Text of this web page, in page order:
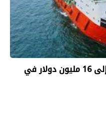
«ماريدايف» تقلص خسائرها إلى 16 مليون دولار في